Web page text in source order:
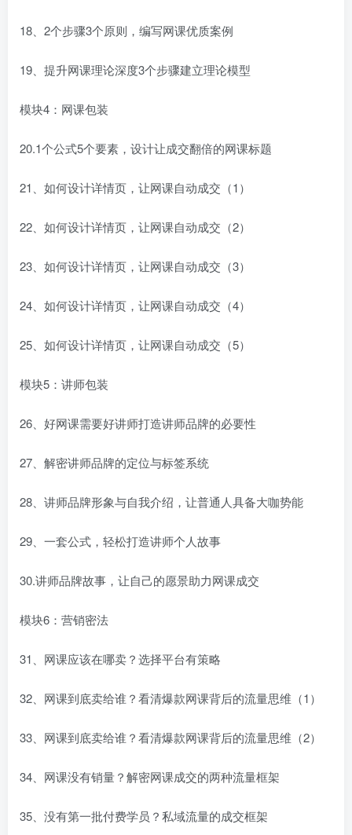
18、2个步骤3个原则，编写网课优质案例
19、提升网课理论深度3个步骤建立理论模型
模块4：网课包装
20.1个公式5个要素，设计让成交翻倍的网课标题
21、如何设计详情页，让网课自动成交（1）
22、如何设计详情页，让网课自动成交（2）
23、如何设计详情页，让网课自动成交（3）
24、如何设计详情页，让网课自动成交（4）
25、如何设计详情页，让网课自动成交（5）
模块5：讲师包装
26、好网课需要好讲师打造讲师品牌的必要性
27、解密讲师品牌的定位与标签系统
28、讲师品牌形象与自我介绍，让普通人具备大咖势能
29、一套公式，轻松打造讲师个人故事
30.讲师品牌故事，让自己的愿景助力网课成交
模块6：营销密法
31、网课应该在哪卖？选择平台有策略
32、网课到底卖给谁？看清爆款网课背后的流量思维（1）
33、网课到底卖给谁？看清爆款网课背后的流量思维（2）
34、网课没有销量？解密网课成交的两种流量框架
35、没有第一批付费学员？私域流量的成交框架